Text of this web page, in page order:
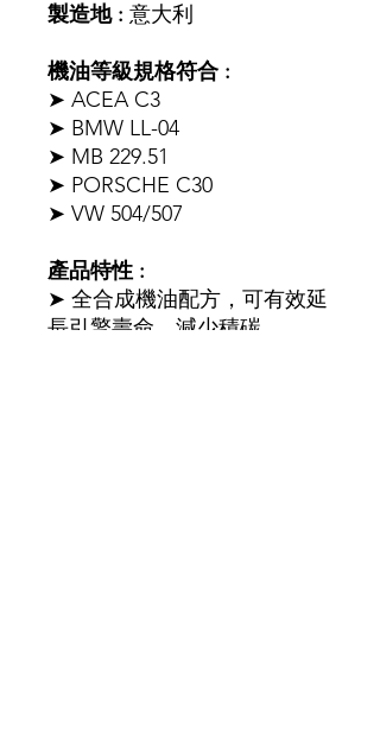
製造地 : 意大利
機油等級規格符合 :
➤ ACEA C3
➤ BMW LL-04
➤ MB 229.51
➤ PORSCHE C30
➤ VW 504/507
產品特性 :
➤ 全合成機油配方，可有效延
長引擎壽命，減少積碳。